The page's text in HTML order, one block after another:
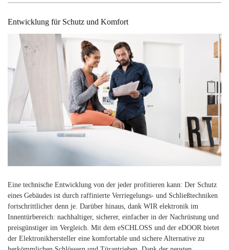
Entwicklung für Schutz und Komfort
Eine technische Entwicklung von der jeder profitieren kann: Der Schutz
eines Gebäudes ist durch raffinierte Verriegelungs- und Schließtechniken
fortschrittlicher denn je. Darüber hinaus, dank WIR elektronik im
Innentürbereich: nachhaltiger, sicherer, einfacher in der Nachrüstung und
preisgünstiger im Vergleich. Mit dem eSCHLOSS und der eDOOR bietet
der Elektronikhersteller eine komfortable und sichere Alternative zu